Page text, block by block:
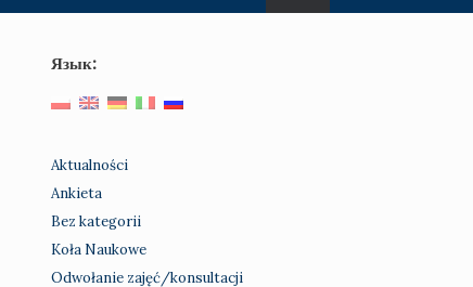
Язык:
Aktualności
Ankieta
Bez kategorii
Koła Naukowe
Odwołanie zajęć/konsultacji